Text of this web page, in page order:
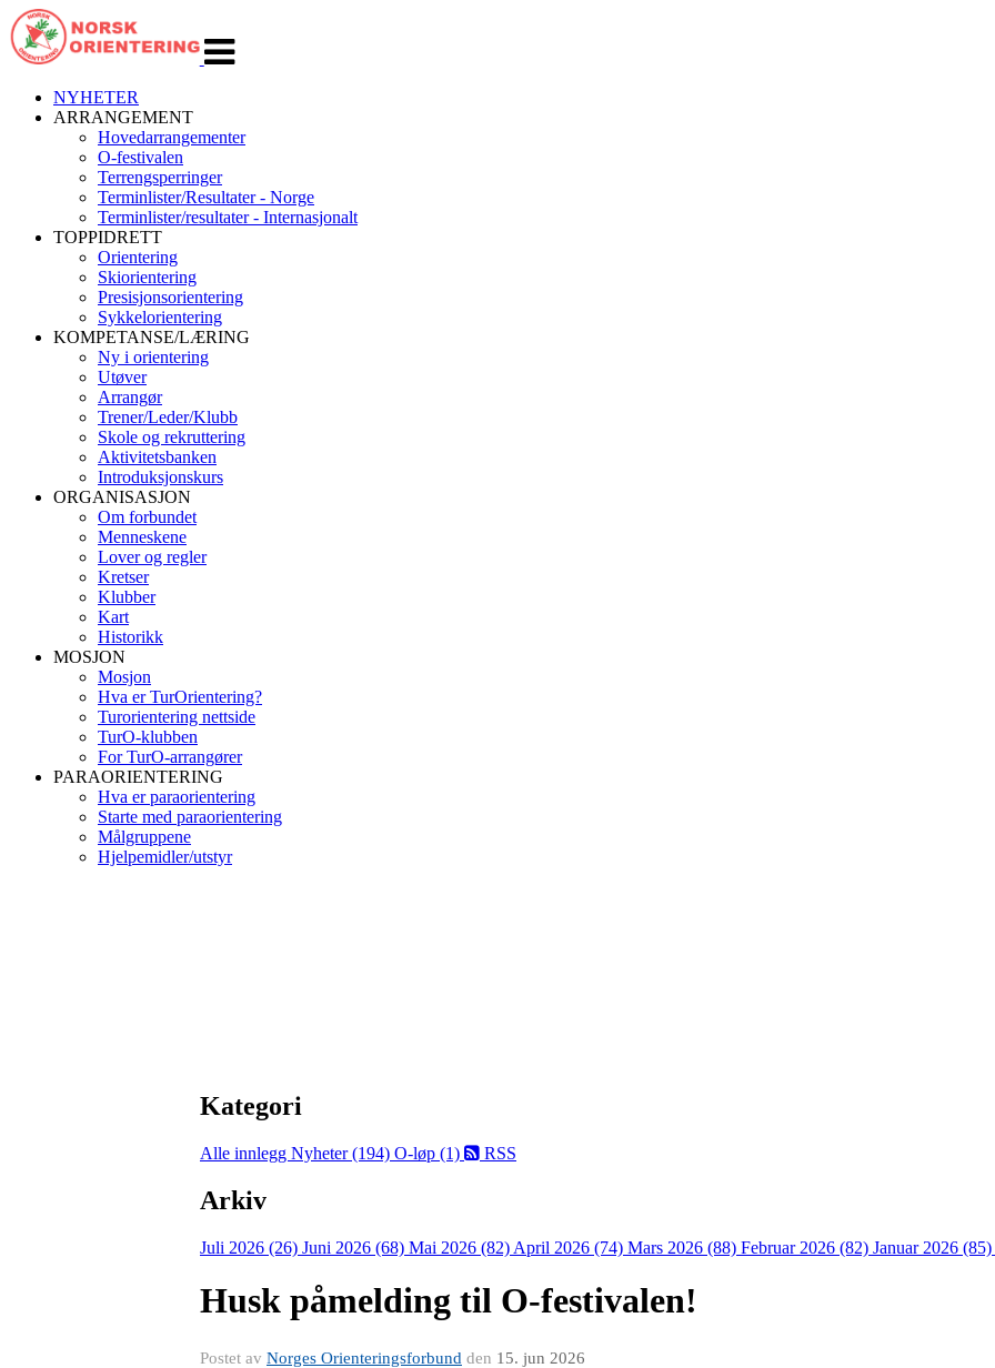
navigasjon
NYHETER
ARRANGEMENT
Hovedarrangementer
O-festivalen
Terrengsperringer
Terminlister/Resultater - Norge
Terminlister/resultater - Internasjonalt
TOPPIDRETT
Orientering
Skiorientering
Presisjonsorientering
Sykkelorientering
KOMPETANSE/LÆRING
Ny i orientering
Utøver
Arrangør
Trener/Leder/Klubb
Skole og rekruttering
Aktivitetsbanken
Introduksjonskurs
ORGANISASJON
Om forbundet
Menneskene
Lover og regler
Kretser
Klubber
Kart
Historikk
MOSJON
Mosjon
Hva er TurOrientering?
Turorientering nettside
TurO-klubben
For TurO-arrangører
PARAORIENTERING
Hva er paraorientering
Starte med paraorientering
Målgruppene
Hjelpemidler/utstyr
Kategori
Alle innlegg Nyheter (194) O-løp (1) RSS
Arkiv
Juli 2026 (26) Juni 2026 (68) Mai 2026 (82) April 2026 (74) Mars 2026 (88) Februar 2026 (82) Januar 2026 (85)
Husk påmelding til O-festivalen!
Postet av Norges Orienteringsforbund den 15. jun 2026